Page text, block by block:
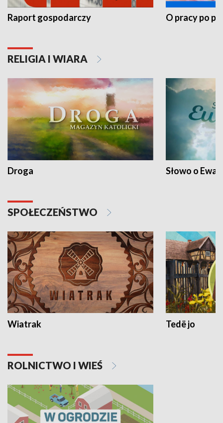
Raport gospodarczy O pracy po
RELIGIA I WIARA
Droga Słowo o
SPOŁECZEŃSTWO
Wiatrak Tedë jo
ROLNICTWO I WIEŚ